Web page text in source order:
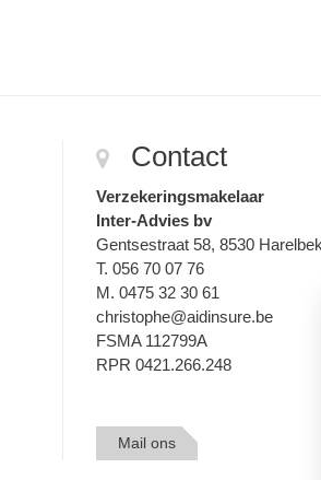
Contact
Verzekeringsmakelaar
Inter-Advies bv
Gentsestraat 58, 8530
T. 056 70 07 76
M. 0475 32 30 61
christophe@aidinsure.be
FSMA 112799A
RPR 0421.266.248
Mail ons